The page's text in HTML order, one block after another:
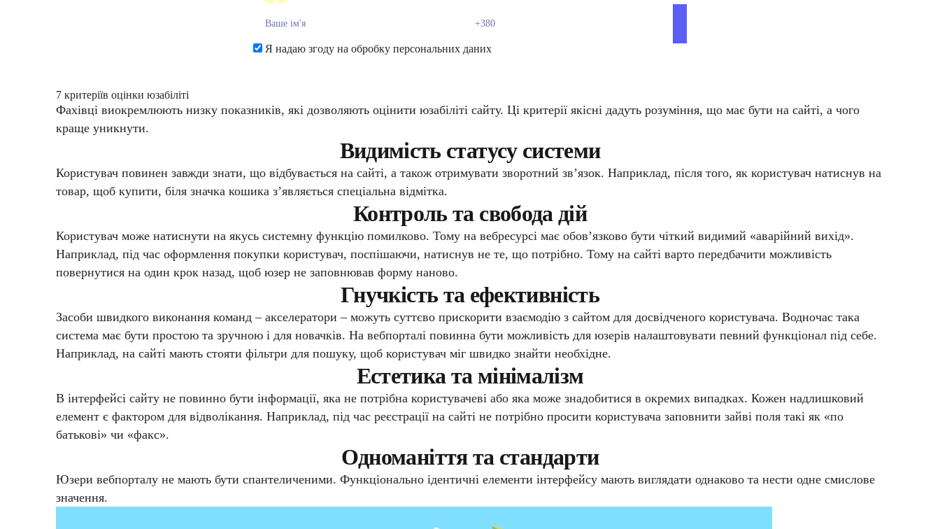
Я надаю згоду на обробку персональних даних
7 критеріїв оцінки юзабіліті
Фахівці виокремлюють низку показників, які дозволяють оцінити юзабіліті сайту. Ці критерії якісні дадуть розуміння, що має бути на сайті, а чого
краще уникнути.
Видимість статусу системи
Користувач повинен завжди знати, що відбувається на сайті, а також отримувати зворотний зв’язок. Наприклад, після того, як користувач натиснув на
товар, щоб купити, біля значка кошика з’являється спеціальна відмітка.
Контроль та свобода дій
Користувач може натиснути на якусь системну функцію помилково. Тому на вебресурсі має обов’язково бути чіткий видимий «аварійний вихід».
Наприклад, під час оформлення покупки користувач, поспішаючи, натиснув не те, що потрібно. Тому на сайті варто передбачити можливість
повернутися на один крок назад, щоб юзер не заповнював форму наново.
Гнучкість та ефективність
Засоби швидкого виконання команд – акселератори – можуть суттєво прискорити взаємодію з сайтом для досвідченого користувача. Водночас така
система має бути простою та зручною і для новачків. На вебпорталі повинна бути можливість для юзерів налаштовувати певний функціонал під себе.
Наприклад, на сайті мають стояти фільтри для пошуку, щоб користувач міг швидко знайти необхідне.
Естетика та мінімалізм
В інтерфейсі сайту не повинно бути інформації, яка не потрібна користувачеві або яка може знадобитися в окремих випадках. Кожен надлишковий
елемент є фактором для відволікання. Наприклад, під час реєстрації на сайті не потрібно просити користувача заповнити зайві поля такі як «по
батькові» чи «факс».
Одноманіття та стандарти
Юзери вебпорталу не мають бути спантеличеними. Функціонально ідентичні елементи інтерфейсу мають виглядати однаково та нести одне смислове
значення.